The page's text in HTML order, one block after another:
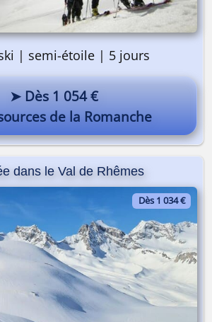
| semi-étoile | 5 jours
➤ Dès 1 054 €
de la Romanche
dans le Val de Rhêmes
Dès 1 034 €